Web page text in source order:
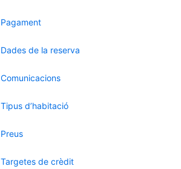
Pagament
Dades de la reserva
Comunicacions
Tipus d’habitació
Preus
Targetes de crèdit